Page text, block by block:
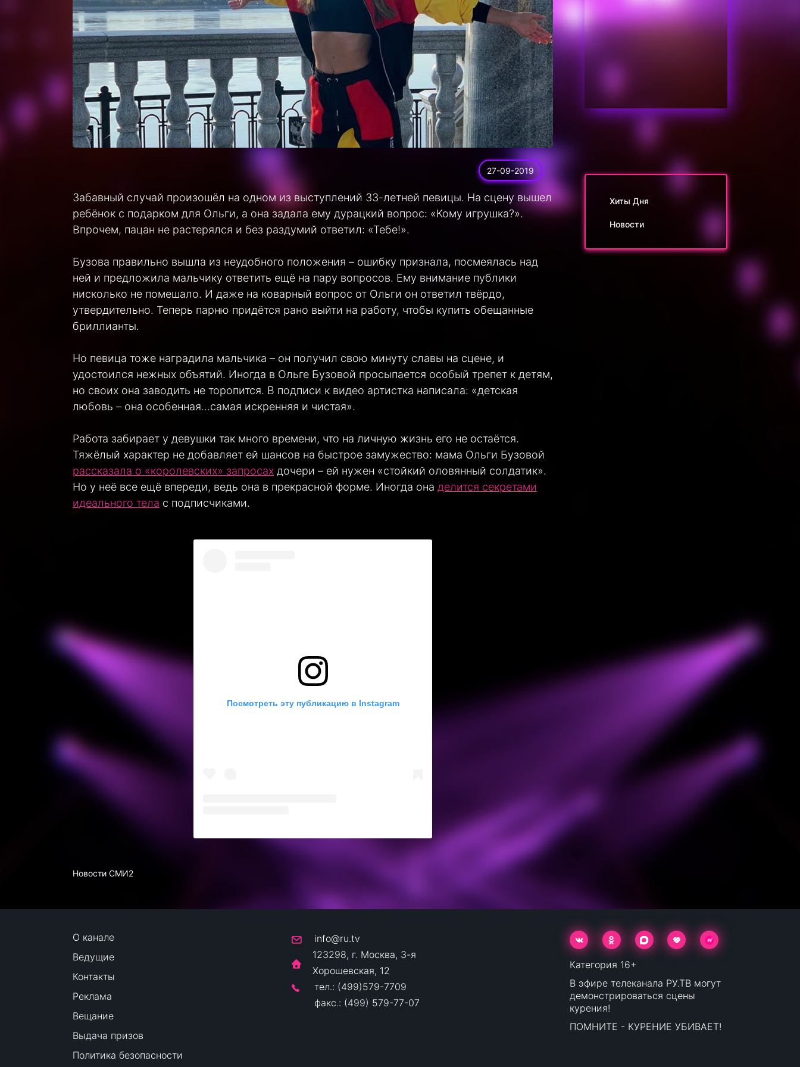
27-09-2019
Забавный случай произошёл на одном из выступлений 33-летней певицы. На сцену вышел
ребёнок с подарком для Ольги, а она задала ему дурацкий вопрос: «Кому игрушка?».
Впрочем, пацан не растерялся и без раздумий ответил: «Тебе!».
Бузова правильно вышла из неудобного положения – ошибку признала, посмеялась над
ней и предложила мальчику ответить ещё на пару вопросов. Ему внимание публики
нисколько не помешало. И даже на коварный вопрос от Ольги он ответил твёрдо,
утвердительно. Теперь парню придётся рано выйти на работу, чтобы купить обещанные
бриллианты.
Но певица тоже наградила мальчика – он получил свою минуту славы на сцене, и
удостоился нежных объятий. Иногда в Ольге Бузовой просыпается особый трепет к детям,
но своих она заводить не торопится. В подписи к видео артистка написала: «детская
любовь – она особенная…самая искренняя и чистая».
Работа забирает у девушки так много времени, что на личную жизнь его не остаётся.
Тяжёлый характер не добавляет ей шансов на быстрое замужество: мама Ольги Бузовой
рассказала о «королевских» запросах дочери – ей нужен «стойкий оловянный солдатик».
Но у неё все ещё впереди, ведь она в прекрасной форме. Иногда она делится секретами
идеального тела с подписчиками.
Посмотреть эту публикацию в Instagram
Новости СМИ2
Хиты Дня
Новости
О канале
Ведущие
Контакты
Реклама
Вещание
Выдача призов
Политика безопасности
info@ru.tv
123298, г. Москва, 3-я
Хорошевская, 12
тел.: (499)579-7709
факс.: (499) 579-77-07
Категория 16+
В эфире телеканала РУ.ТВ могут
демонстрироваться сцены
курения!
ПОМНИТЕ - КУРЕНИЕ УБИВАЕТ!